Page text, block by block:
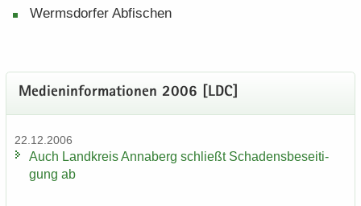
Werms­dor­fer Ab­fi­schen
Me­di­en­in­for­ma­tio­nen 2006 [LDC]
22.12.2006
Auch Land­kreis An­na­berg schließt Scha­dens­be­sei­ti­
gung ab